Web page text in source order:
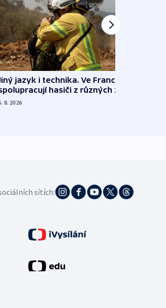
jazyk i technika. Ve Francii
hasiči z různých zemí
8. 2026
sítích: